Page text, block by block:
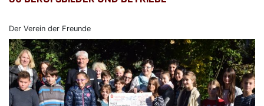
Der Verein der Freunde